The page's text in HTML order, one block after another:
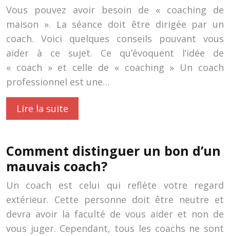
Vous pouvez avoir besoin de « coaching de
maison ». La séance doit être dirigée par un
coach. Voici quelques conseils pouvant vous
aider à ce sujet. Ce qu’évoquent l’idée de
« coach » et celle de « coaching » Un coach
professionnel est une…
Lire la suite
Comment distinguer un bon d’un
mauvais coach?
Un coach est celui qui reflète votre regard
extérieur. Cette personne doit être neutre et
devra avoir la faculté de vous aider et non de
vous juger. Cependant, tous les coachs ne sont